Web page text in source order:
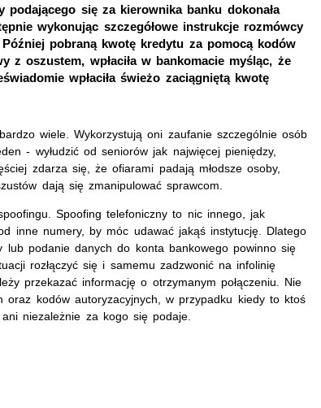
się za kierownika banku dokonała
wykonując szczegółowe instrukcje rozmówcy
pobraną kwotę kredytu za pomocą kodów
z oszustem, wpłaciła w bankomacie myśląc, że
wpłaciła świeżo zaciągniętą kwotę
wiele. Wykorzystują oni zaufanie szczególnie osób
- wyłudzić od seniorów jak najwięcej pieniędzy,
zdarza się, że ofiarami padają młodsze osoby,
dają się zmanipulować sprawcom.
Spoofing telefoniczny to nic innego, jak
inne numery, by móc udawać jakąś instytucję. Dlatego
lub podanie danych do konta bankowego powinno się
rozłączyć się i samemu zadzwonić na infolinię
przekazać informację o otrzymanym połączeniu. Nie
oraz kodów autoryzacyjnych, w przypadku kiedy to ktoś
niezależnie za kogo się podaje.